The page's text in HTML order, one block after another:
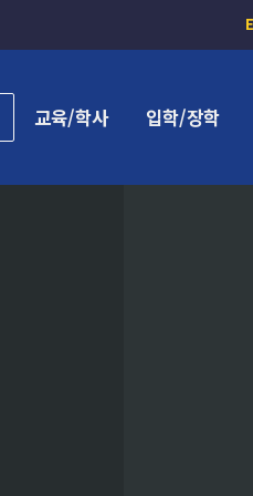
교육/학사 입학/장학